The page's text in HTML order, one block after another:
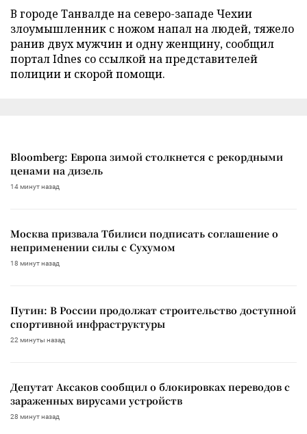
В городе Танвалде на северо-западе Чехии
злоумышленник с ножом напал на людей, тяжело
ранив двух мужчин и одну женщину, сообщил
портал Idnes со ссылкой на представителей
полиции и скорой помощи.
Bloomberg: Европа зимой столкнется с рекордными
ценами на дизель
14 минут назад
Москва призвала Тбилиси подписать соглашение о
неприменении силы с Сухумом
18 минут назад
Путин: В России продолжат строительство доступной
спортивной инфраструктуры
22 минуты назад
Депутат Аксаков сообщил о блокировках переводов с
зараженных вирусами устройств
28 минут назад